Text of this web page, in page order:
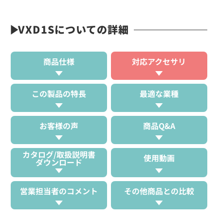
VXD1Sについての詳細
商品仕様 対応アクセサリ
この製品の特長 最適な業種
お客様の声 商品Q&A
カタログ/取扱説明書
ダウンロード 使用動画
営業担当者のコメント その他商品との比較